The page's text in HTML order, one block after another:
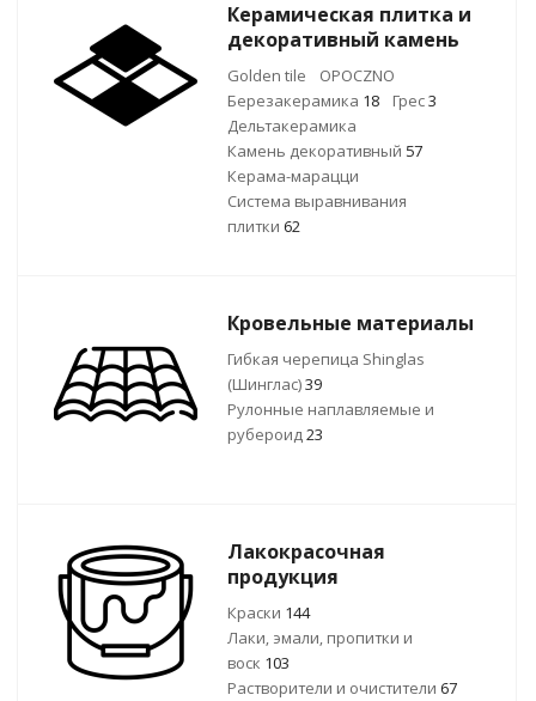
Керамическая плитка и
декоративный камень
Golden tile
OPOCZNO
Березакерамика 18 Грес3
Дельтакерамика
Камень декоративный 57
Керама-марацци
Система выравнивания
плитки 62
Кровельные материалы
Гибкая черепица Shinglas
(Шинглас)39
Рулонные наплавляемые и
рубероид23
Лакокрасочная
продукция
Краски 144
Лаки, эмали, пропитки и
воск 103
Растворители и очистители 67